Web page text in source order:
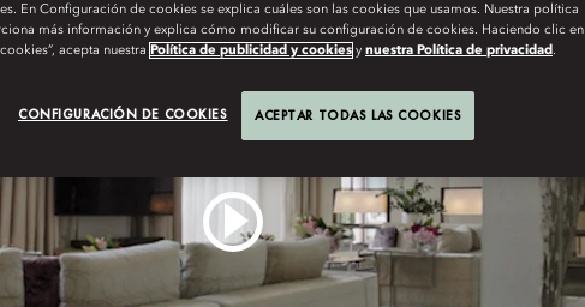
En Configuración de cookies se explica cuáles son las cookies que usamos. Nuestra política
más información y explica cómo modificar su configuración de cookies. Haciendo clic en
acepta nuestra Política de publicidad y cookies y nuestra Política de privacidad .
CONFIGURACIÓN DE COOKIES ACEPTAR TODAS LAS COOKIES